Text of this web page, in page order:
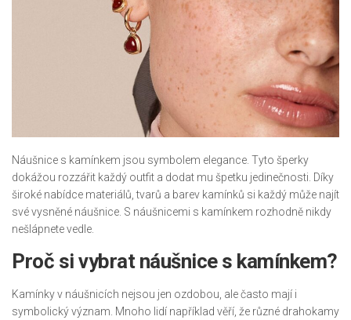
Náušnice s kamínkem jsou symbolem elegance. Tyto šperky
dokážou rozzářit každý outfit a dodat mu špetku jedinečnosti. Díky
široké nabídce materiálů, tvarů a barev kamínků si každý může najít
své vysněné náušnice. S náušnicemi s kamínkem rozhodně nikdy
nešlápnete vedle.
Proč si vybrat náušnice s kamínkem?
Kamínky v náušnicích nejsou jen ozdobou, ale často mají i
symbolický význam. Mnoho lidí například věří, že různé drahokamy